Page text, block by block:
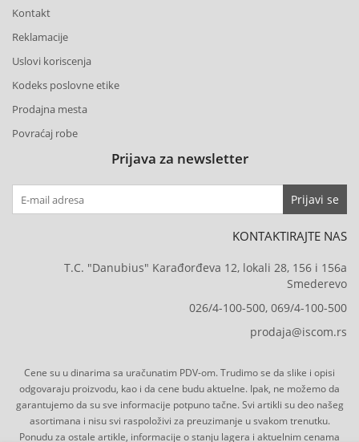
Kontakt
Reklamacije
Uslovi koriscenja
Kodeks poslovne etike
Prodajna mesta
Povraćaj robe
Prijava za newsletter
Prijavi se
KONTAKTIRAJTE NAS
T.C. "Danubius" Karađorđeva 12, lokali 28, 156 i 156a
Smederevo
026/4-100-500, 069/4-100-500
prodaja@iscom.rs
Cene su u dinarima sa uračunatim PDV-om. Trudimo se da slike i opisi
odgovaraju proizvodu, kao i da cene budu aktuelne. Ipak, ne možemo da
garantujemo da su sve informacije potpuno tačne. Svi artikli su deo našeg
asortimana i nisu svi raspoloživi za preuzimanje u svakom trenutku.
Ponudu za ostale artikle, informacije o stanju lagera i aktuelnim cenama